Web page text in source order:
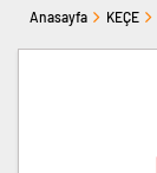
Anasayfa KEÇE